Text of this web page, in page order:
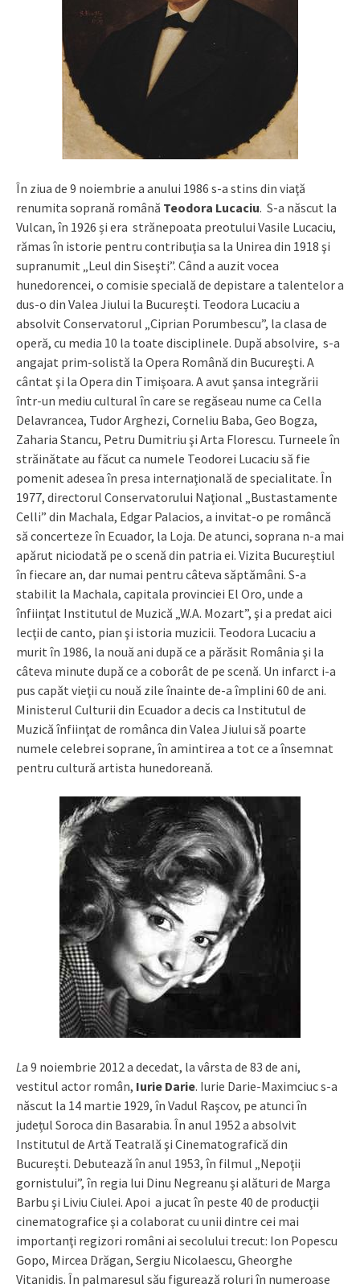
În ziua de 9 noiembrie a anului 1986 s-a stins din viaţă
renumita soprană română Teodora Lucaciu. S-a născut la
Vulcan, în 1926 și era strănepoata preotului Vasile Lucaciu,
rămas în istorie pentru contribuţia sa la Unirea din 1918 şi
supranumit „Leul din Siseşti”. Când a auzit vocea
hunedorencei, o comisie specială de depistare a talentelor a
dus-o din Valea Jiului la Bucureşti. Teodora Lucaciu a
absolvit Conservatorul „Ciprian Porumbescu”, la clasa de
operă, cu media 10 la toate disciplinele. După absolvire, s-a
angajat prim-solistă la Opera Română din Bucureşti. A
cântat şi la Opera din Timişoara. A avut şansa integrării
într-un mediu cultural în care se regăseau nume ca Cella
Delavrancea, Tudor Arghezi, Corneliu Baba, Geo Bogza,
Zaharia Stancu, Petru Dumitriu şi Arta Florescu. Turneele în
străinătate au făcut ca numele Teodorei Lucaciu să fie
pomenit adesea în presa internaţională de specialitate. În
1977, directorul Conservatorului Naţional „Bustastamente
Celli” din Machala, Edgar Palacios, a invitat-o pe româncă
să concerteze în Ecuador, la Loja. De atunci, soprana n-a mai
apărut niciodată pe o scenă din patria ei. Vizita Bucureştiul
în fiecare an, dar numai pentru câteva săptămâni. S-a
stabilit la Machala, capitala provinciei El Oro, unde a
înfiinţat Institutul de Muzică „W.A. Mozart”, şi a predat aici
lecţii de canto, pian şi istoria muzicii. Teodora Lucaciu a
murit în 1986, la nouă ani după ce a părăsit România şi la
câteva minute după ce a coborât de pe scenă. Un infarct i-a
pus capăt vieţii cu nouă zile înainte de-a împlini 60 de ani.
Ministerul Culturii din Ecuador a decis ca Institutul de
Muzică înfiinţat de românca din Valea Jiului să poarte
numele celebrei soprane, în amintirea a tot ce a însemnat
pentru cultură artista hunedoreană.
La 9 noiembrie 2012 a decedat, la vârsta de 83 de ani,
vestitul actor român, Iurie Darie. Iurie Darie-Maximciuc s-a
născut la 14 martie 1929, în Vadul Raşcov, pe atunci în
județul Soroca din Basarabia. În anul 1952 a absolvit
Institutul de Artă Teatrală şi Cinematografică din
Bucureşti. Debutează în anul 1953, în filmul „Nepoţii
gornistului”, în regia lui Dinu Negreanu şi alături de Marga
Barbu şi Liviu Ciulei. Apoi a jucat în peste 40 de producţii
cinematografice şi a colaborat cu unii dintre cei mai
importanţi regizori români ai secolului trecut: Ion Popescu
Gopo, Mircea Drăgan, Sergiu Nicolaescu, Gheorghe
Vitanidis. În palmaresul său figurează roluri în numeroase